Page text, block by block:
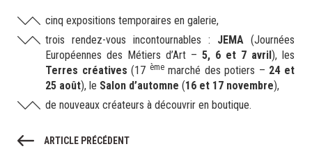
cinq expositions temporaires en galerie,
trois rendez-vous incontournables : JEMA (Journées
Européennes des Métiers d’Art – 5, 6 et 7 avril ), les
Terres créatives (17 èmemarché des potiers – 24 et
25 août), le Salon d’automne (16 et 17 novembre),
de nouveaux créateurs à découvrir en boutique.
ARTICLE PRÉCÉDENT